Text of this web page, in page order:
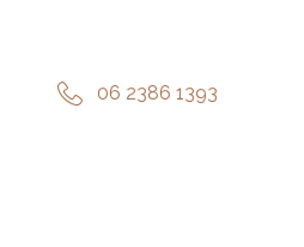
06 2386 1393